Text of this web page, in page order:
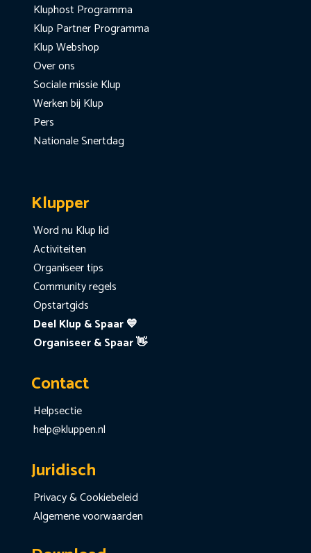
Kluphost Programma
Klup Partner Programma
Klup Webshop
Over ons
Sociale missie Klup
Werken bij Klup
Pers
Nationale Snertdag
Klupper
Word nu Klup lid
Activiteiten
Organiseer tips
Community regels
Opstartgids
Deel Klup & Spaar 💙
Organiseer & Spaar 👋
Contact
Helpsectie
help@kluppen.nl
Juridisch
Privacy & Cookiebeleid
Algemene voorwaarden